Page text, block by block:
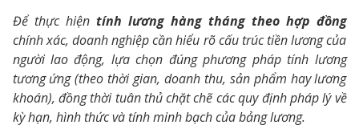
Để thực hiện tính lương hàng tháng theo hợp đồng
chính xác, doanh nghiệp cần hiểu rõ cấu trúc tiền lương của
người lao động, lựa chọn đúng phương pháp tính lương
tương ứng (theo thời gian, doanh thu, sản phẩm hay lương
khoán), đồng thời tuân thủ chặt chẽ các quy định pháp lý về
kỳ hạn, hình thức và tính minh bạch của bảng lương.